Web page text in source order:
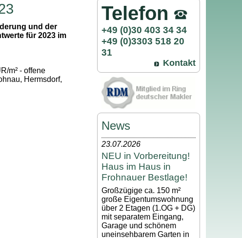
und der
für 2023 im
m² - offene
Hermsdorf,
Telefon
+49 (0)30 403 34 34
+49 (0)3303 518 20
31
Kontakt
News
23.07.2026
NEU in Vorbereitung!
Haus im Haus in
Frohnauer Bestlage!
Großzügige ca. 150 m²
große Eigentumswohnung
über 2 Etagen (1.OG + DG)
mit separatem Eingang,
Garage und schönem
uneinsehbarem Garten in